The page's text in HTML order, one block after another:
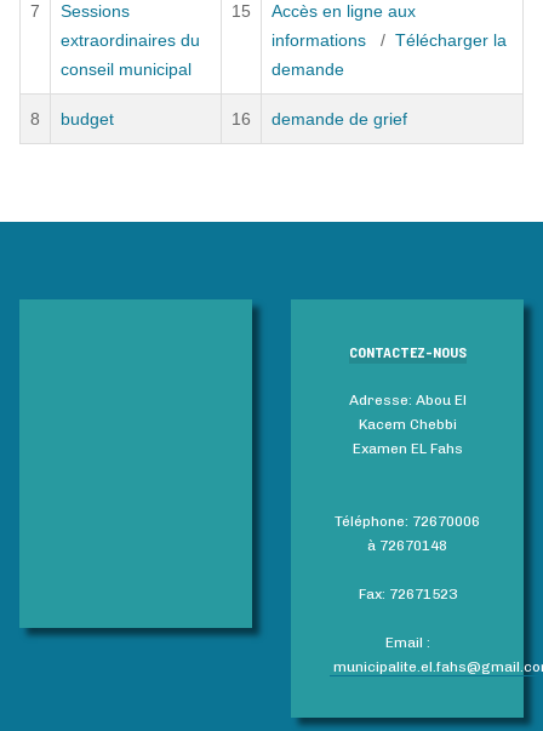
7
Sessions
extraordinaires du
conseil municipal
15
Accès en ligne aux
informations
/ Télécharger la
demande
8 budget 16 demande de grief
CONTACTEZ-NOUS
Adresse: Abou El
Kacem Chebbi
Examen EL Fahs
Téléphone: 72670006
à 72670148
Fax: 72671523
Email :